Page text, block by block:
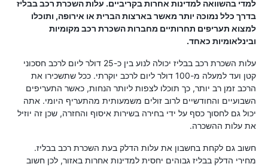
למדי בהשוואה למדינות אחרות בקריביים. עלות השכרת רכב בבליז
בדרך כלל נמוכה יותר מאשר בארצות הברית או אירופה, ותוכלו
למצוא תעריפים תחרותיים מחברות השכרת רכב מקומיות
ובינלאומיות כאחד.
עלות השכרת רכב בבליז יכולה לנוע בין כ-25 דולר ליום לרכב חסכוני
קטן ועד למעלה מ-100 דולר ליום לרכב יוקרתי. ככל שתשכירו את
הרכב זמן רב יותר, כך תוכלו לצפות ליותר הנחות, כאשר התעריפים
השבועיים והחודשיים לרוב זולים משמעותית מהתעריף היומי. אתה
יכול גם לחסוך כסף על ידי בחירה בשירות איסוף והחזרה, שכן זה יוזיל
את עלות ההשכרה.
חשוב גם לקחת בחשבון את עלות הדלק בעת השכרת רכב בבליז.
מחירי הדלק בבליז גבוהים יחסית למדינות אחרות באזור, לכן חשוב